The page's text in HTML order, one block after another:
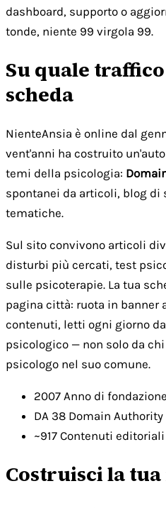
dashboard, supporto o
tonde, niente 99 virgola 99.
Su quale
scheda
NienteAnsia è online dal
vent'anni ha costruito
temi della psicologia:
spontanei da articoli, blog di
tematiche.
Sul sito convivono articoli
disturbi più cercati, test
sulle psicoterapie. La tua
pagina città: ruota in
contenuti, letti ogni giorno
psicologico — non solo da
psicologo nel suo comune.
2007 Anno di fondazione
DA 38 Domain Authority
~917 Contenuti
Costruisci la